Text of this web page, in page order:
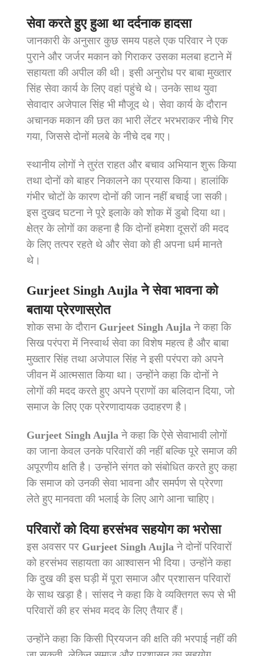
सेवा करते हुए हुआ था दर्दनाक हादसा
जानकारी के अनुसार कुछ समय पहले एक परिवार ने एक
पुराने और जर्जर मकान को गिराकर उसका मलबा हटाने में
सहायता की अपील की थी। इसी अनुरोध पर बाबा मुख्तार
सिंह सेवा कार्य के लिए वहां पहुंचे थे। उनके साथ युवा
सेवादार अजेपाल सिंह भी मौजूद थे। सेवा कार्य के दौरान
अचानक मकान की छत का भारी लेंटर भरभराकर नीचे गिर
गया, जिससे दोनों मलबे के नीचे दब गए।
स्थानीय लोगों ने तुरंत राहत और बचाव अभियान शुरू किया
तथा दोनों को बाहर निकालने का प्रयास किया। हालांकि
गंभीर चोटों के कारण दोनों की जान नहीं बचाई जा सकी।
इस दुखद घटना ने पूरे इलाके को शोक में डुबो दिया था।
क्षेत्र के लोगों का कहना है कि दोनों हमेशा दूसरों की मदद
के लिए तत्पर रहते थे और सेवा को ही अपना धर्म मानते
थे।
Gurjeet Singh Aujla ने सेवा भावना को
बताया प्रेरणास्रोत
शोक सभा के दौरान Gurjeet Singh Aujla ने कहा कि
सिख परंपरा में निस्वार्थ सेवा का विशेष महत्व है और बाबा
मुख्तार सिंह तथा अजेपाल सिंह ने इसी परंपरा को अपने
जीवन में आत्मसात किया था। उन्होंने कहा कि दोनों ने
लोगों की मदद करते हुए अपने प्राणों का बलिदान दिया, जो
समाज के लिए एक प्रेरणादायक उदाहरण है।
Gurjeet Singh Aujla ने कहा कि ऐसे सेवाभावी लोगों
का जाना केवल उनके परिवारों की नहीं बल्कि पूरे समाज की
अपूरणीय क्षति है। उन्होंने संगत को संबोधित करते हुए कहा
कि समाज को उनकी सेवा भावना और समर्पण से प्रेरणा
लेते हुए मानवता की भलाई के लिए आगे आना चाहिए।
परिवारों को दिया हरसंभव सहयोग का भरोसा
इस अवसर पर Gurjeet Singh Aujla ने दोनों परिवारों
को हरसंभव सहायता का आश्वासन भी दिया। उन्होंने कहा
कि दुख की इस घड़ी में पूरा समाज और प्रशासन परिवारों
के साथ खड़ा है। सांसद ने कहा कि वे व्यक्तिगत रूप से भी
परिवारों की हर संभव मदद के लिए तैयार हैं।
उन्होंने कहा कि किसी प्रियजन की क्षति की भरपाई नहीं की